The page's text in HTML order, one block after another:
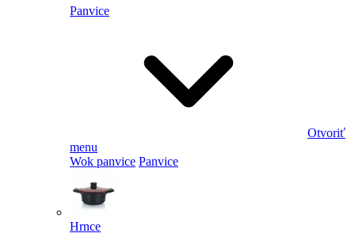
Panvice
Otvoriť
menu
Wok panvice Panvice
Hrnce